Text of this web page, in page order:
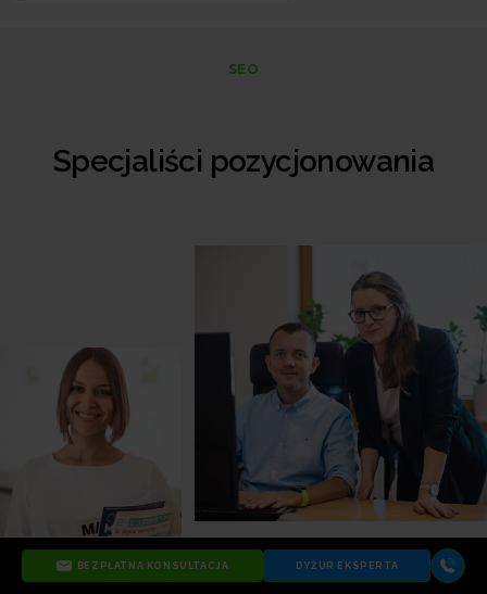
SEO
Specjaliści pozycjonowania
BEZPŁATNA KONSULTACJA DYŻUR EKSPERTA